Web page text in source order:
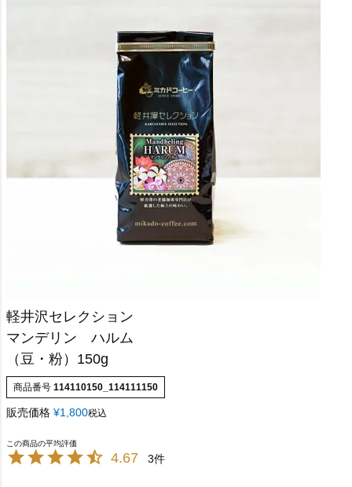
軽井沢セレクション
マンデリン ハルム
（豆・粉）150g
商品番号 114110150_114111150
販売価格 ¥1,800税込
4.67 3